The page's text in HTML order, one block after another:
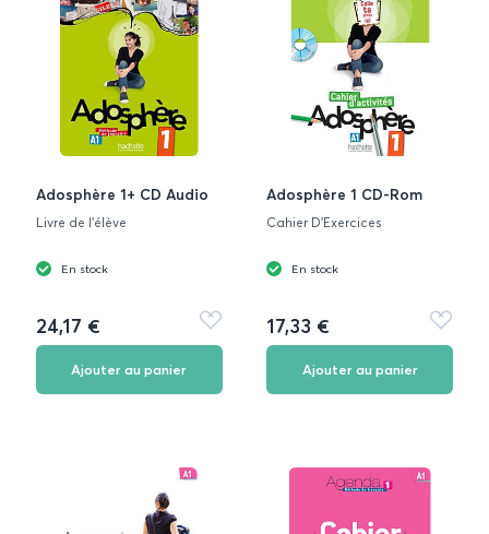
Adosphère 1+ CD Audio
Livre de l'élève
En stock
24,17 €
Ajouter
aux
Ajouter au panier
Adosphère 1 CD-Rom
Cahier D'Exercices
En stock
17,33 €
Ajouter
aux
Ajouter au panier